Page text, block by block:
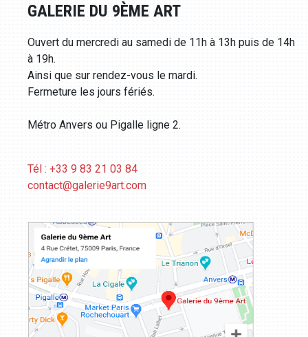
GALERIE DU 9ÈME ART
Ouvert du mercredi au samedi de 11h à 13h puis de 14h
à 19h.
Ainsi que sur rendez-vous le mardi.
Fermeture les jours fériés.
Métro Anvers ou Pigalle ligne 2.
Tél : +33 9 83 21 03 84
contact@galerie9art.com